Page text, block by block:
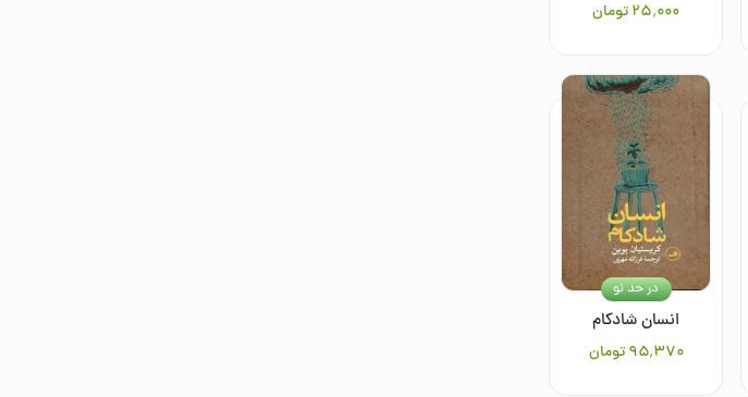
۲۵٬۰۰۰تومان
انسان شادکام
۹۵٬۳۷۰تومان
در حد نو